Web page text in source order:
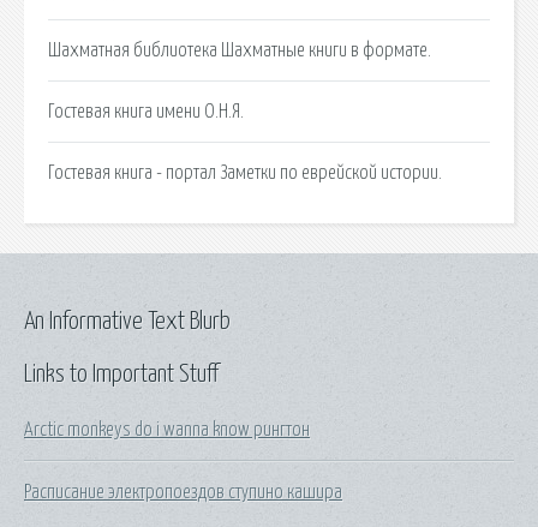
Шахматная библиотека Шахматные книги в формате.
Гостевая книга имени О.Н.Я.
Гостевая книга - портал Заметки по еврейской истории.
Links to Important Stuff
Arctic monkeys do i wanna know рингтон
Расписание электропоездов ступино кашира
An Informative Text Blurb